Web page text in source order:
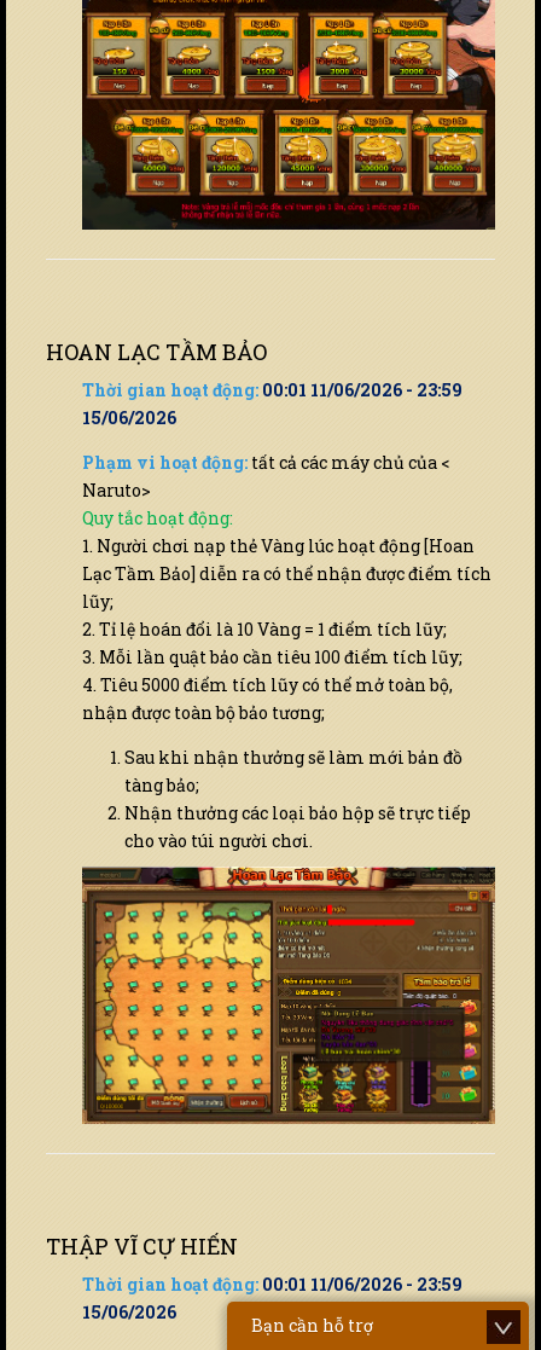
HOAN LẠC TẦM BẢO
Thời gian hoạt động: 00:01 11/06/2026 - 23:59
15/06/2026
Phạm vi hoạt động: tất cả các máy chủ của <
Naruto>
Quy tắc hoạt động:
1. Người chơi nạp thẻ Vàng lúc hoạt động [Hoan
Lạc Tầm Bảo] diễn ra có thể nhận được điểm tích
lũy;
2. Tỉ lệ hoán đổi là 10 Vàng = 1 điểm tích lũy;
3. Mỗi lần quật bảo cần tiêu 100 điểm tích lũy;
4. Tiêu 5000 điểm tích lũy có thể mở toàn bộ,
nhận được toàn bộ bảo tương;
Sau khi nhận thưởng sẽ làm mới bản đồ
tàng bảo;
Nhận thưởng các loại bảo hộp sẽ trực tiếp
cho vào túi người chơi.
THẬP VĨ CỰ HIẾN
Thời gian hoạt động: 00:01 11/06/2026 - 23:59
15/06/2026
Bạn cần hỗ trợ